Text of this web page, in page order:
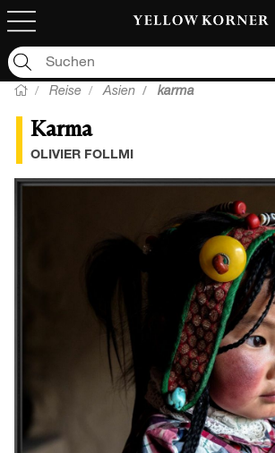
Reise Asien karma
Karma
OLIVIER FOLLMI